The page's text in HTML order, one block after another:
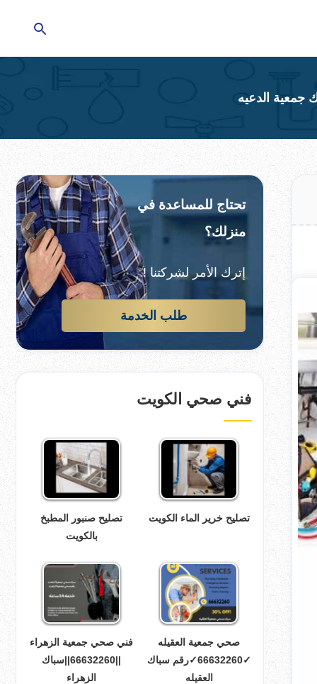
تحتاج للمساعدة في
منزلك؟
إترك الأمر لشركتنا !
طلب الخدمة
فني صحي الكويت
تصليح خرير الماء الكويت
تصليح صنبور المطبخ
بالكويت
صحي جمعية العقيله
✓66632260✓رقم سباك
العقيله
فني صحي جمعية الزهراء
||66632260||سباك
الزهراء